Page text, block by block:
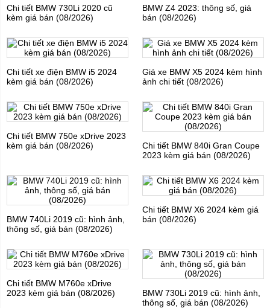
Chi tiết BMW 730Li 2020 cũ
kèm giá bán (08/2026)
BMW Z4 2023: thông số, giá
bán (08/2026)
Chi tiết xe điện BMW i5 2024
kèm giá bán (08/2026)
Giá xe BMW X5 2024 kèm hình
ảnh chi tiết (08/2026)
Chi tiết BMW 750e xDrive 2023
kèm giá bán (08/2026)
Chi tiết BMW 840i Gran Coupe
2023 kèm giá bán (08/2026)
BMW 740Li 2019 cũ: hình ảnh,
thông số, giá bán (08/2026)
Chi tiết BMW X6 2024 kèm giá
bán (08/2026)
Chi tiết BMW M760e xDrive
2023 kèm giá bán (08/2026)
BMW 730Li 2019 cũ: hình ảnh,
thông số, giá bán (08/2026)